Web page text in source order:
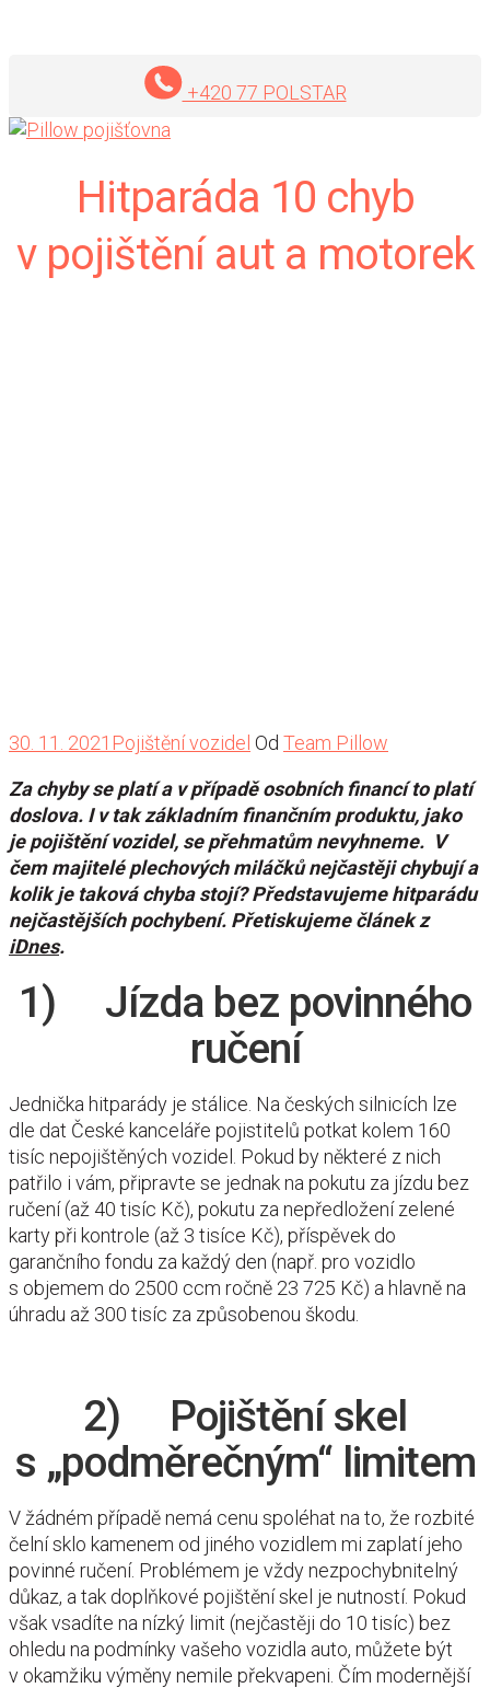
+420 77 POLSTAR
Hitparáda 10 chyb
v pojištění aut a motorek
30. 11. 2021 Pojištění vozidel Od Team Pillow
Za chyby se platí a v případě osobních financí to platí
doslova. I v tak základním finančním produktu, jako
je pojištění vozidel, se přehmatům nevyhneme. V
čem majitelé plechových miláčků nejčastěji chybují a
kolik je taková chyba stojí? Představujeme hitparádu
nejčastějších pochybení. Přetiskujeme článek z
iDnes.
1) Jízda bez povinného
ručení
Jednička hitparády je stálice. Na českých silnicích lze
dle dat České kanceláře pojistitelů potkat kolem 160
tisíc nepojištěných vozidel. Pokud by některé z nich
patřilo i vám, připravte se jednak na pokutu za jízdu bez
ručení (až 40 tisíc Kč), pokutu za nepředložení zelené
karty při kontrole (až 3 tisíce Kč), příspěvek do
garančního fondu za každý den (např. pro vozidlo
s objemem do 2500 ccm ročně 23 725 Kč) a hlavně na
úhradu až 300 tisíc za způsobenou škodu.
2) Pojištění skel
s „podměrečným“ limitem
V žádném případě nemá cenu spoléhat na to, že rozbité
čelní sklo kamenem od jiného vozidlem mi zaplatí jeho
povinné ručení. Problémem je vždy nezpochybnitelný
důkaz, a tak doplňkové pojištění skel je nutností. Pokud
však vsadíte na nízký limit (nejčastěji do 10 tisíc) bez
ohledu na podmínky vašeho vozidla auto, můžete být
v okamžiku výměny nemile překvapeni. Čím modernější